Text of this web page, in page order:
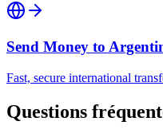
Send Money to
Fast, secure international
Questions